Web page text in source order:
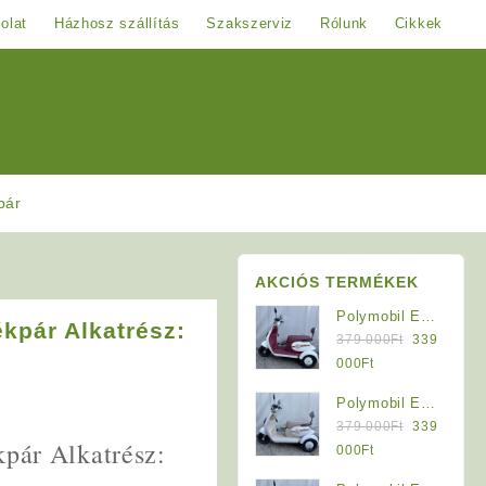
Házhosz szállítás Szakszerviz Rólunk Cikkek
Alkatrész:
Alkatrész:
AKCIÓS TERMÉKEK
Polymobil E-
MOB 40/A
Elektromos
Jármű (Krém-
Bordó)
379 000Ft Original
379
000Ft.
339
000FtCurrent
is:
339
000Ft.
Polymobil E-
MOB 40/A
Elektromos
379 000Ft Original
339
000FtCurrent